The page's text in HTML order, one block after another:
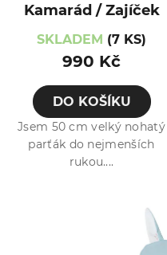
Kamarád / Zajíček
SKLADEM (7 KS)
990 Kč
DO KOŠÍKU
Jsem 50 cm velký nohatý
parťák do nejmenších
rukou....